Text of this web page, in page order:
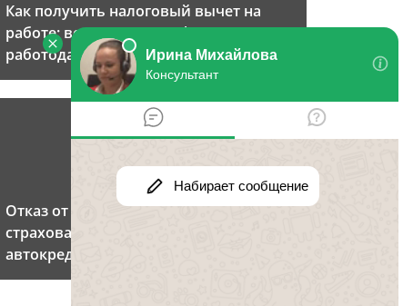
Как получить налоговый вычет на
работе: возмещение ндфл через
работодателя
Отказ от КАСКО: обязательно ли
страхование по КАСКО при
автокредите